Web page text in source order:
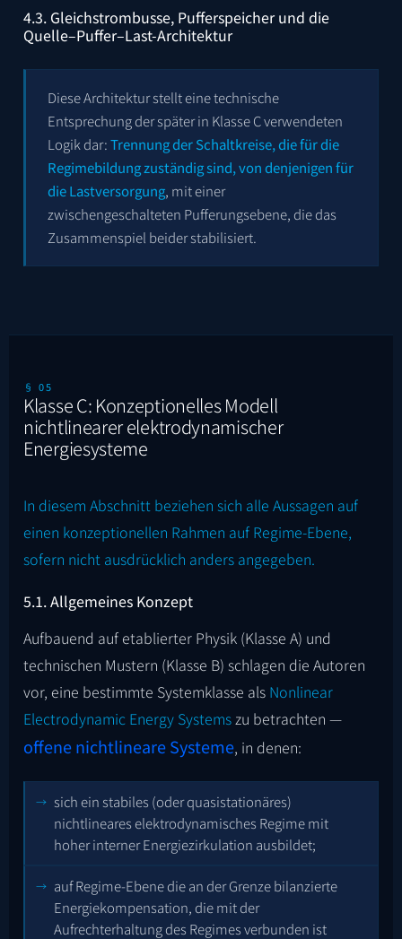
4.3. Gleichstrombusse, Pufferspeicher und die
Quelle–Puffer–Last-Architektur
Diese Architektur stellt eine technische
Entsprechung der später in Klasse C verwendeten
Logik dar:Trennung der Schaltkreise, die für die
Regimebildung zuständig sind, von denjenigen für
die Lastversorgung, mit einer
zwischengeschalteten Pufferungsebene, die das
Zusammenspiel beider stabilisiert.
§ 05
Klasse C: Konzeptionelles Modell
nichtlinearer elektrodynamischer
Energiesysteme
In diesem Abschnitt beziehen sich alle Aussagen auf
einen konzeptionellen Rahmen auf Regime-Ebene,
sofern nicht ausdrücklich anders angegeben.
5.1. Allgemeines Konzept
Aufbauend auf etablierter Physik (Klasse A) und
technischen Mustern (Klasse B) schlagen die Autoren
vor, eine bestimmte Systemklasse als Nonlinear
Electrodynamic Energy Systemszu betrachten —
offene nichtlineare Systeme, in denen:
sich ein stabiles (oder quasistationäres)
nichtlineares elektrodynamisches Regime mit
hoher interner Energiezirkulation ausbildet;
auf Regime-Ebene die an der Grenze bilanzierte
Energiekompensation, die mit der
Aufrechterhaltung des Regimes verbunden ist